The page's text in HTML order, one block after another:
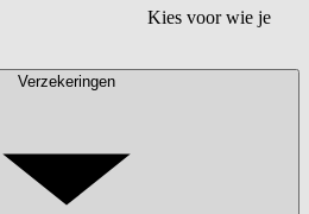
Kies voor wie je
Verzekeringen